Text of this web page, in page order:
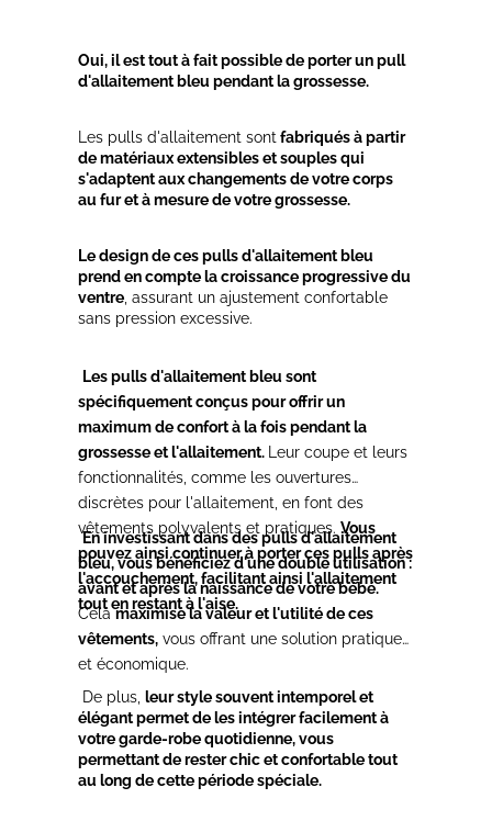
Oui, il est tout à fait possible de porter un pull
d'allaitement bleu pendant la grossesse.
Les pulls d'allaitement sont fabriqués à partir
de matériaux extensibles et souples qui
s'adaptent aux changements de votre corps
au fur et à mesure de votre grossesse.
Le design de ces pulls d'allaitement bleu
prend en compte la croissance progressive du
ventre , assurant un ajustement confortable
sans pression excessive.
Les pulls d'allaitement bleu sont
spécifiquement conçus pour offrir un
maximum de confort à la fois pendant la
grossesse et l'allaitement. Leur coupe et leurs
fonctionnalités, comme les ouvertures
discrètes pour l'allaitement, en font des
vêtements polyvalents et pratiques. Vous
pouvez ainsi continuer à porter ces pulls après
l'accouchement, facilitant ainsi l'allaitement
tout en restant à l'aise.
En investissant dans des pulls d'allaitement
bleu, vous bénéficiez d'une double utilisation :
avant et après la naissance de votre bébé.
Celamaximise la valeur et l'utilité de ces
vêtements, vous offrant une solution pratique
et économique.
De plus, leur style souvent intemporel et
élégant permet de les intégrer facilement à
votre garde-robe quotidienne, vous
permettant de rester chic et confortable tout
au long de cette période spéciale.